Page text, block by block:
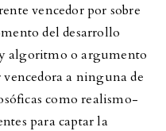
vencedor por sobre
del desarrollo
algoritmo o argumento
a ninguna de
como realismo-
para captar la